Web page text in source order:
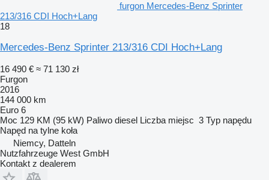
furgon Mercedes-Benz Sprinter
213/316 CDI Hoch+Lang
18
Mercedes-Benz Sprinter 213/316 CDI Hoch+Lang
16 490 € ≈ 71 130 zł
Furgon
2016
144 000 km
Euro 6
Moc 129 KM (95 kW) Paliwo diesel Liczba miejsc 3 Typ napędu
Napęd na tylne koła
Niemcy, Datteln
Nutzfahrzeuge West GmbH
Kontakt z dealerem